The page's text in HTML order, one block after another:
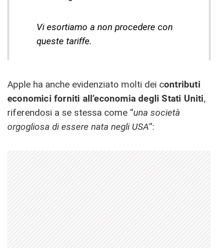
Vi esortiamo a non procedere con
queste tariffe.
Apple ha anche evidenziato molti dei contributi
economici forniti all’economia degli Stati Uniti,
riferendosi a se stessa come “una società
orgogliosa di essere nata negli USA“: